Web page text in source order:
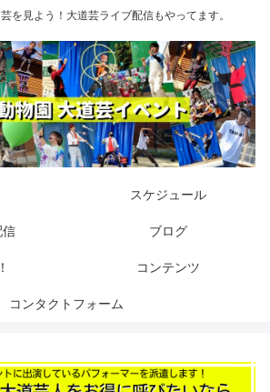
を見よう！大道芸ライブ配信もやってます。
スケジュール
信 ブログ
コンテンツ
コンタクトフォーム